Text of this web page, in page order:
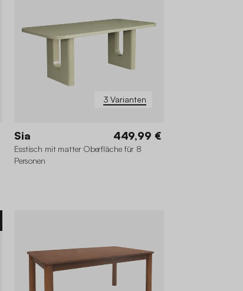
3 Varianten
Sia 449,99 €
Esstisch mit matter Oberfläche für 8
Personen